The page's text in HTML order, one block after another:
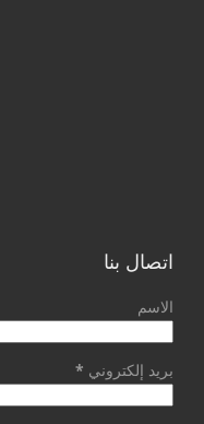
اتصال بنا
الاسم
بريد إلكتروني *